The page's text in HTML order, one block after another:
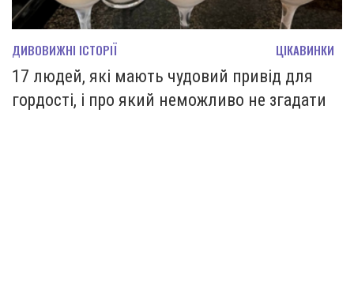
ДИВОВИЖНІ ІСТОРІЇ ЦІКАВИНКИ
17 людей, які мають чудовий привід для
гордості, і про який неможливо не згадати